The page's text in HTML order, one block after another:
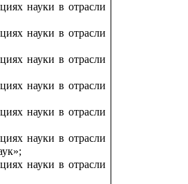
науки в отрасли
науки в отрасли
науки в отрасли
науки в отрасли
науки в отрасли
науки в отрасли
науки в отрасли